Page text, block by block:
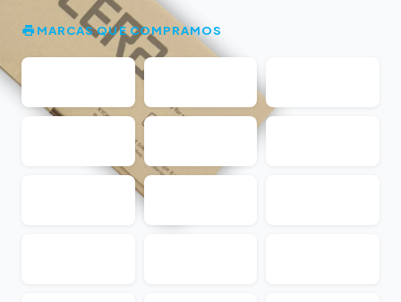
MARCAS QUE COMPRAMOS